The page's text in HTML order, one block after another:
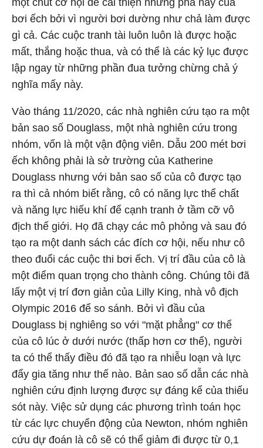
một chút cơ hội để cải thiện những pha này của
bơi ếch bởi vì người bơi dường như chả làm được
gì cả. Các cuộc tranh tài luôn luôn là được hoặc
mất, thắng hoặc thua, và có thể là các kỷ lục được
lập ngay từ những phần đua tưởng chừng chả ý
nghĩa mấy này.
Vào tháng 11/2020, các nhà nghiên cứu tạo ra một
bản sao số Douglass, một nhà nghiên cứu trong
nhóm, vốn là một vận động viên. Dẫu 200 mét bơi
ếch không phải là sở trường của Katherine
Douglass nhưng với bản sao số của cô được tạo
ra thì cả nhóm biết rằng, cô có năng lực thể chất
và năng lực hiếu khí để cạnh tranh ở tầm cỡ vô
địch thế giới. Họ đã chạy các mô phỏng và sau đó
tạo ra một danh sách các đích cơ hội, nếu như cô
theo đuổi các cuộc thi bơi ếch. Vị trí đầu của cô là
một điểm quan trọng cho thành công. Chúng tôi đã
lấy một vị trí đơn giản của Lilly King, nhà vô địch
Olympic 2016 để so sánh. Bởi vì đầu của
Douglass bị nghiêng so với "mặt phẳng" cơ thể
của cô lúc ở dưới nước (thấp hơn cơ thể), người
ta có thể thấy điều đó đã tạo ra nhiễu loạn và lực
đẩy gia tăng như thế nào. Bản sao số dẫn các nhà
nghiên cứu định lượng được sự đáng kể của thiếu
sót này. Việc sử dụng các phương trình toán học
từ các lực chuyển động của Newton, nhóm nghiên
cứu dự đoán là cô sẽ có thể giảm đi được từ 0,1